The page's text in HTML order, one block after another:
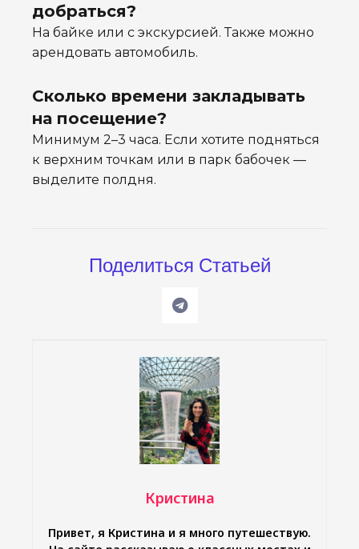
добраться?
На байке или с экскурсией. Также можно
арендовать автомобиль.
Сколько времени закладывать
на посещение?
Минимум 2–3 часа. Если хотите подняться
к верхним точкам или в парк бабочек —
выделите полдня.
Поделиться Статьей
Кристина
Привет, я Кристина и я много путешествую.